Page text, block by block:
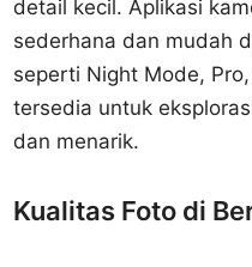
detail kecil. Aplikasi
sederhana dan mudah
seperti Night Mode,
tersedia untuk
dan menarik.
Kualitas Foto di